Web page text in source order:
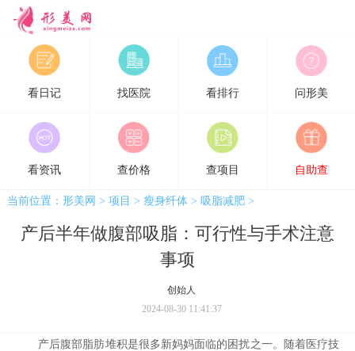
形美网
看日记 找医院 看排行 问形美
看资讯 查价格 查项目 自助查
当前位置： 形美网 > 项目 > 瘦身纤体> 吸脂减肥>
产后半年做腹部吸脂：可行性与手术注意
事项
创始人
2024-08-30 11:41:37
产后腹部脂肪堆积是很多新妈妈面临的困扰之一。随着医疗技